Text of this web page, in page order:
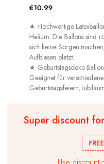
€10.99
★ Hochwertige
Helium. Die Ballons sind
sich keine Sorgen
Aufblasen platzt.
★ Geburtstagsdeko
Geeignet für
Geburtstagsfeiern,
Super discount